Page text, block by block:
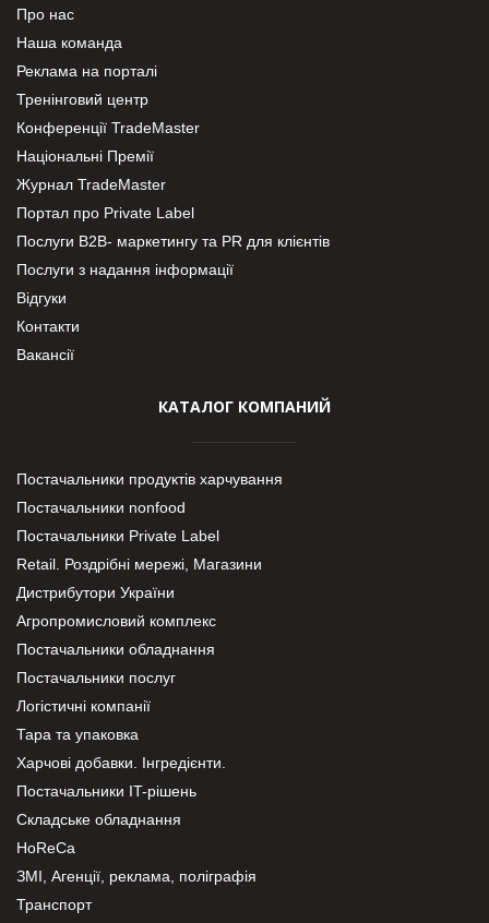
Про нас
Наша команда
Реклама на порталі
Тренінговий центр
Конференції TradeMaster
Національні Премії
Журнал TradeMaster
Портал про Private Label
Послуги В2В- маркетингу та PR для клієнтів
Послуги з надання інформації
Відгуки
Контакти
Вакансії
КАТАЛОГ КОМПАНИЙ
Постачальники продуктів харчування
Постачальники nonfood
Постачальники Private Label
Retail. Роздрібні мережі, Магазини
Дистрибутори України
Агропромисловий комплекс
Постачальники обладнання
Постачальники послуг
Логістичні компанії
Тара та упаковка
Харчові добавки. Інгредієнти.
Постачальники IT-рішень
Складське обладнання
HoReCa
ЗМІ, Агенції, реклама, поліграфія
Транспорт